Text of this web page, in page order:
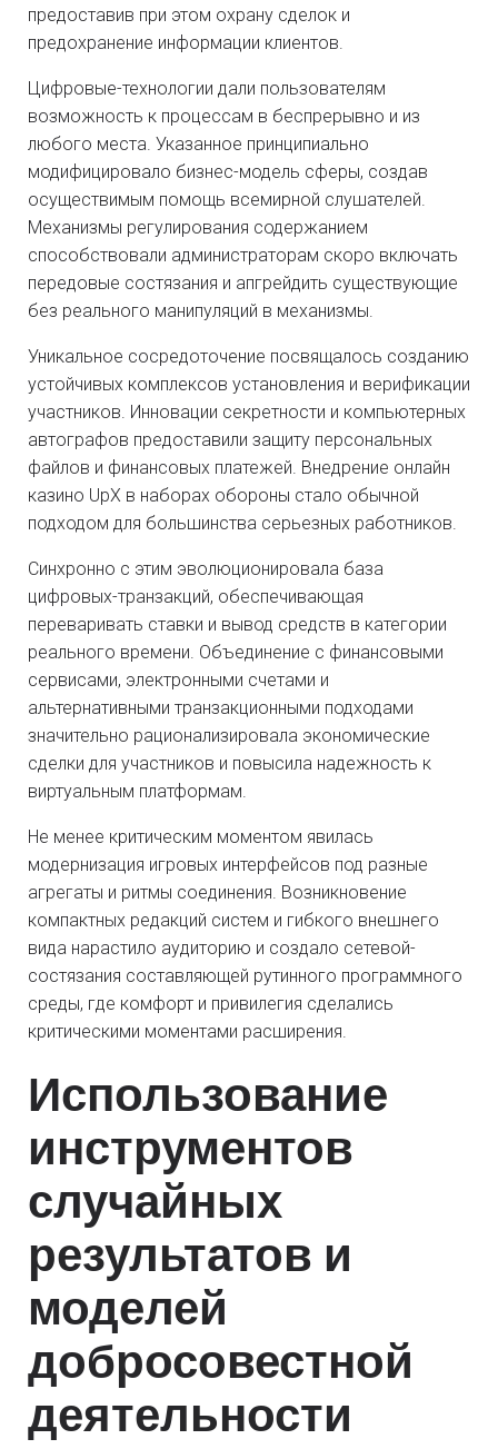
предоставив при этом охрану сделок и
предохранение информации клиентов.
Цифровые-технологии дали пользователям
возможность к процессам в беспрерывно и из
любого места. Указанное принципиально
модифицировало бизнес-модель сферы, создав
осуществимым помощь всемирной слушателей.
Механизмы регулирования содержанием
способствовали администраторам скоро включать
передовые состязания и апгрейдить существующие
без реального манипуляций в механизмы.
Уникальное сосредоточение посвящалось созданию
устойчивых комплексов установления и верификации
участников. Инновации секретности и компьютерных
автографов предоставили защиту персональных
файлов и финансовых платежей. Внедрение онлайн
казино UpX в наборах обороны стало обычной
подходом для большинства серьезных работников.
Синхронно с этим эволюционировала база
цифровых-транзакций, обеспечивающая
переваривать ставки и вывод средств в категории
реального времени. Объединение с финансовыми
сервисами, электронными счетами и
альтернативными транзакционными подходами
значительно рационализировала экономические
сделки для участников и повысила надежность к
виртуальным платформам.
Не менее критическим моментом явилась
модернизация игровых интерфейсов под разные
агрегаты и ритмы соединения. Возникновение
компактных редакций систем и гибкого внешнего
вида нарастило аудиторию и создало сетевой-
состязания составляющей рутинного программного
среды, где комфорт и привилегия сделались
критическими моментами расширения.
Использование
инструментов
случайных
результатов и
моделей
добросовестной
деятельности